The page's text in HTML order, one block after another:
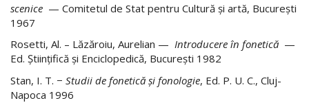
scenice — Comitetul de Stat pentru Cultură şi artă, Bucureşti
1967
Rosetti, Al. – Lăzăroiu, Aurelian — Introducere în fonetică —
Ed. Ştiinţifică şi Enciclopedică, Bucureşti 1982
Stan, I. T. − Studii de fonetică şi fonologie, Ed. P. U. C., Cluj-
Napoca 1996